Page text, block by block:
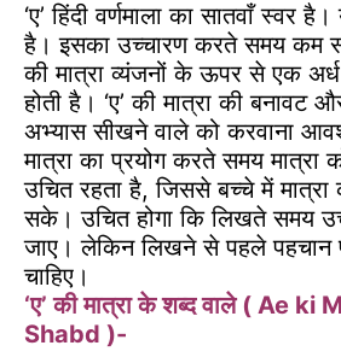
‘ए’ हिंदी वर्णमाला का सातवाँ स्वर
है। इसका उच्चारण करते समय कम
की मात्रा व्यंजनों के ऊपर से एक
होती है। ‘ए’ की मात्रा की बनावट
अभ्यास सीखने वाले को करवाना
मात्रा का प्रयोग करते समय मात्रा
उचित रहता है, जिससे बच्चे में
सके। उचित होगा कि लिखते समय
जाए। लेकिन लिखने से पहले पहचान
चाहिए।
‘ए’ की मात्रा के शब्द वाले ( Ae
Shabd )-